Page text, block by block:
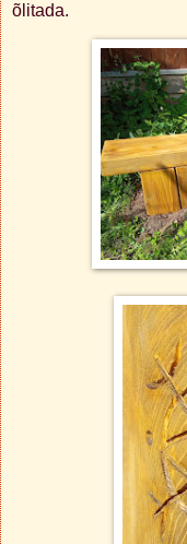
õlitada.